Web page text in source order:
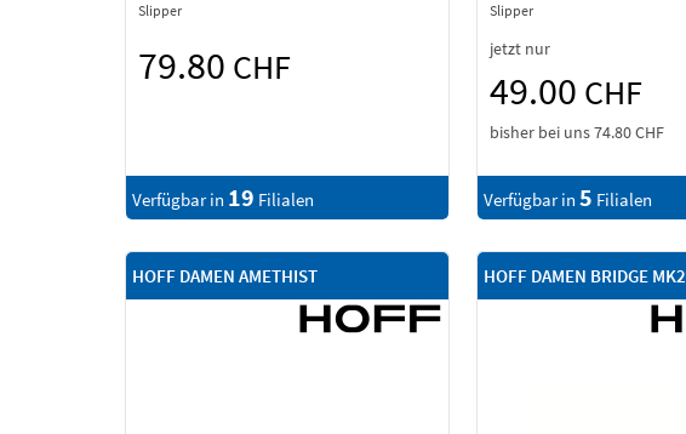
Slipper
79.80 CHF
Verfügbar in 19 Filialen
Slipper
jetzt nur
49.00 CHF
bisher bei uns74.80 CHF
Verfügbar in 5 Filialen
HOFF DAMEN AMETHIST HOFF DAMEN BRIDGE MK2